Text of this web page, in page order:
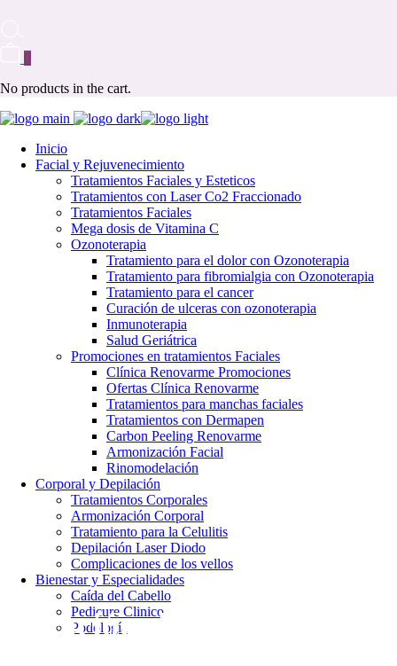
0
No products in the cart.
Inicio
Facial y Rejuvenecimiento
Tratamientos Faciales y Esteticos
Tratamientos con Laser Co2 Fraccionado
Tratamientos Faciales
Mega dosis de Vitamina C
Ozonoterapia
Tratamiento para el dolor con Ozonoterapia
Tratamiento para fibromialgia con Ozonoterapia
Tratamiento para el cancer
Curación de ulceras con ozonoterapia
Inmunoterapia
Salud Geriátrica
Promociones en tratamientos Faciales
Clínica Renovarme Promociones
Ofertas Clínica Renovarme
Tratamientos para manchas faciales
Tratamientos con Dermapen
Carbon Peeling Renovarme
Armonización Facial
Rinomodelación
Corporal y Depilación
Tratamientos Corporales
Armonización Corporal
Tratamiento para la Celulitis
Depilación Laser Diodo
Complicaciones de los vellos
Bienestar y Especialidades
Caída del Cabello
Pedicure Clinico
Podología
Curación de ulceras con